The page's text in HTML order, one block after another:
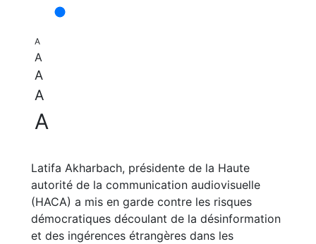
A
A
A
A
A
Latifa Akharbach, présidente de la Haute
autorité de la communication audiovisuelle
(HACA) a mis en garde contre les risques
démocratiques découlant de la désinformation
et des ingérences étrangères dans les